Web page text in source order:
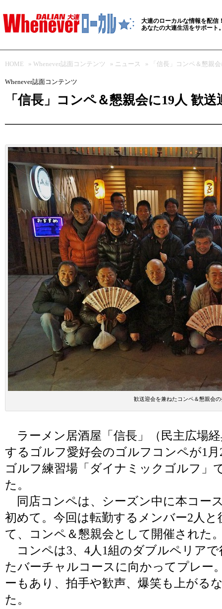
大連のローカルな情報を配信
あなたの大連生活をサポート
HOME » Whenever誌面コンテンツ » ニュース » 「信長」コンペ＆懇親
Whenever誌面コンテンツ
「信長」コンペ＆懇親会に19人 歓
歓送迎会を兼ねたコンペ＆懇親会
ラーメン居酒屋「信長」（民主広場
するゴルフ愛好会のゴルフコンペが1
ゴルフ練習場「ダイナミックゴルフ」
た。
同店コンペは、シーズン中に本コー
初めて。今回は転勤するメンバー2人
て、コンペ＆懇親会として開催された
コンペは3、4人1組のダブルペリア
たバーチャルコースに向かってプレー
ーもあり、拍手や歓声、爆笑も上がる
た。